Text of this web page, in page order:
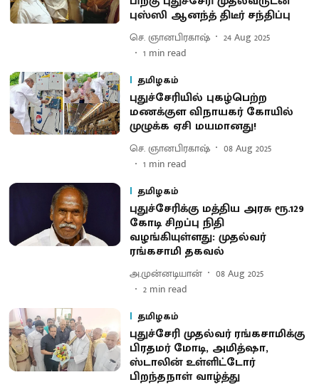
புஸ்ஸி ஆனந்த் திடீர் சந்திப்பு
செ. ஞானபிரகாஷ்
24 Aug 2025
1 min read
தமிழகம்
புதுச்சேரியில் புகழ்பெற்ற
மணக்குள விநாயகர் கோயில்
முழுக்க ஏசி மயமானது!
செ. ஞானபிரகாஷ்
08 Aug 2025
1 min read
தமிழகம்
புதுச்சேரிக்கு மத்திய அரசு ரூ.129
கோடி சிறப்பு நிதி
வழங்கியுள்ளது: முதல்வர்
ரங்கசாமி தகவல்
அ.முன்னடியான்
08 Aug 2025
2 min read
தமிழகம்
புதுச்சேரி முதல்வர் ரங்கசாமிக்கு
பிரதமர் மோடி, அமித்ஷா,
ஸ்டாலின் உள்ளிட்டோர்
பிறந்தநாள் வாழ்த்து